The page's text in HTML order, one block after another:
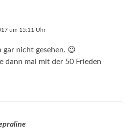
um 15:11 Uhr
gar nicht gesehen. 😉
dann mal mit der 50 Frieden